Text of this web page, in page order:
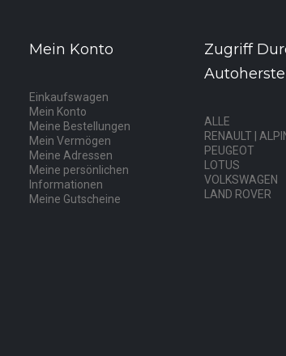
Mein Konto
Einkaufswagen
Mein Konto
Meine Bestellungen
Mein Vermögen
Meine Adressen
Meine persönlichen
Informationen
Meine Gutscheine
Zugriff
ALLE
RENAULT |
PEUGEOT
LOTUS
VOLKSWAGEN
LAND ROVER